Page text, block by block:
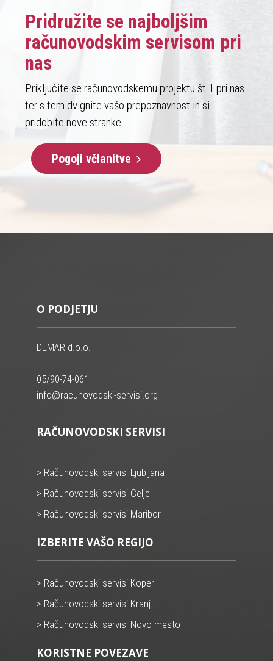
Pridružite se najboljšim
računovodskim servisom pri
nas
Priključite se računovodskemu projektu št.1 pri nas
ter s tem dvignite vašo prepoznavnost in si
pridobite nove stranke.
Pogoji včlanitve
O PODJETJU
DEMAR d.o.o.
05/90-74-061
info@racunovodski-servisi.org
RAČUNOVODSKI SERVISI
> Računovodski servisi Ljubljana
> Računovodski servisi Celje
> Računovodski servisi Maribor
IZBERITE VAŠO REGIJO
> Računovodski servisi Koper
> Računovodski servisi Kranj
> Računovodski servisi Novo mesto
KORISTNE POVEZAVE